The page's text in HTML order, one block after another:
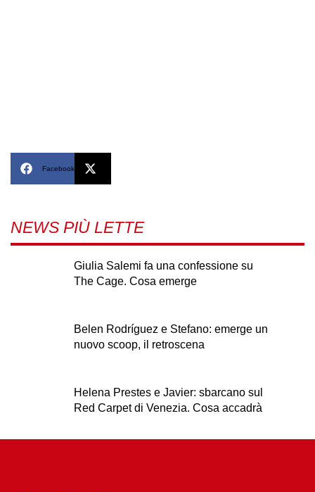
Facebook
NEWS PIÙ LETTE
Giulia Salemi fa una confessione su
The Cage. Cosa emerge
Belen Rodríguez e Stefano: emerge un
nuovo scoop, il retroscena
Helena Prestes e Javier: sbarcano sul
Red Carpet di Venezia. Cosa accadrà